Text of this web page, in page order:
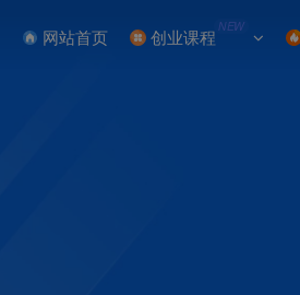
网站首页 创业课程 NEW